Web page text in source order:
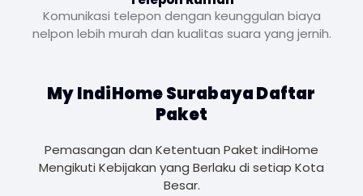
Komunikasi telepon dengan keunggulan biaya
nelpon lebih murah dan kualitas suara yang jernih.
My IndiHome Surabaya Daftar
Paket
Pemasangan dan Ketentuan Paket indiHome
Mengikuti Kebijakan yang Berlaku di setiap Kota
Besar.